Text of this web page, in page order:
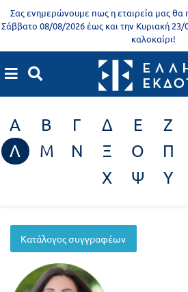
Σας ενημερώνουμε πως η εταιρεία μας θα
Σάββατο 08/08/2026 έως και την Κυριακή
καλοκαίρι!
X
Βιβλία
ενήλικες
Εκπαιδευτικά
βιβλία
Trivia
Books
- Η
γνώση
Προδημοτική
εκπαίδευση
Εκπαιδευτικές
αφίσες
Βιβλία
νηπιαγωγείου
Σειρά
Δημοτικό
Α΄
Τάξη
Συγγραφείς
Α Β Γ Δ Ε Ζ
Λ
Μ Ν Ξ Ο Π
Χ
Ψ Υ
Κατάλογος συγγραφέων